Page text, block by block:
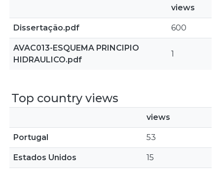
views
Dissertação.pdf 600
AVAC013-ESQUEMA PRINCIPIO
HIDRAULICO.pdf
1
Top country views
views
Portugal 53
Estados Unidos 15